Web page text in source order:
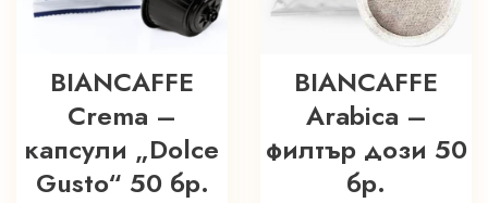
BIANCAFFE
Crema –
капсули „Dolce
Gusto“ 50 бр.
BIANCAFFE
Arabica –
филтър дози 50
бр.